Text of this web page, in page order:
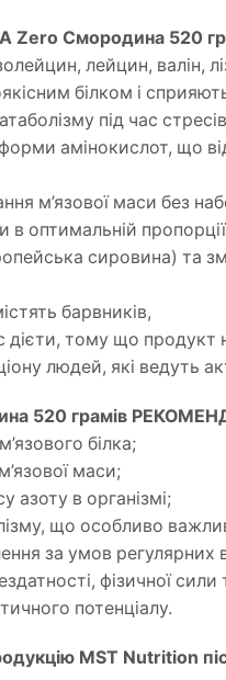
Zero Смородина 520
лейцин, валін,
білком і
під час
амінокислот, що
м’язової маси без
в оптимальній
сировина) та
барвників,
дієти, тому що продукт
людей, які ведуть
520 грамів
білка;
маси;
азоту в організмі;
що особливо
за умов
фізичної сили
потенціалу.
MST Nutrition